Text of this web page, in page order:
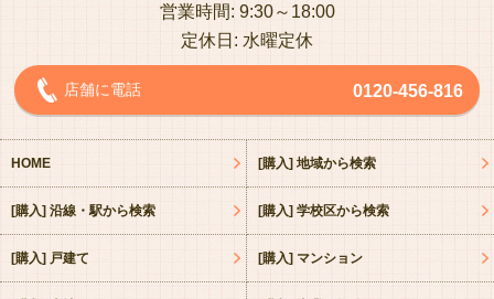
営業時間: 9:30～18:00
定休日: 水曜定休
店舗に電話 0120-456-816
HOME [購入] 地域から検索
[購入] 沿線・駅から検索 [購入] 学校区から検索
[購入] 戸建て [購入] マンション